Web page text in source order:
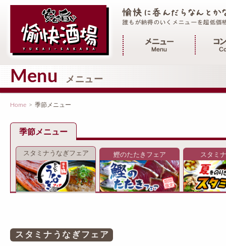
メインメニュー
Menu メニュー
Home > 季節メニュー
季節メニュー
スタミナうなぎフェア 鰹のたたきフェア スタミ
スタミナうなぎフェア